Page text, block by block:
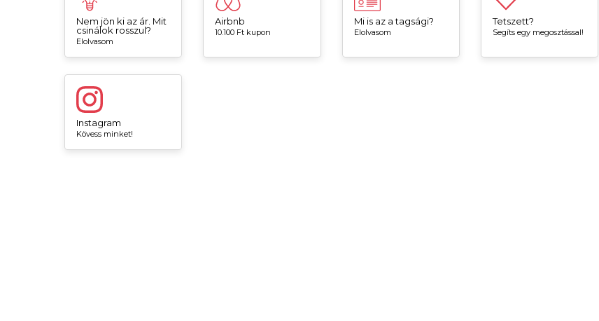
Nem jön ki az ár. Mit
csinálok rosszul?
Elolvasom
Airbnb
10.100 Ft kupon
Mi is az a tagsági?
Elolvasom
Tetszett?
Segíts egy megosztással!
Instagram
Kövess minket!